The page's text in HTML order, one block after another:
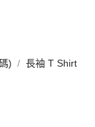
) 長袖 T Shirt